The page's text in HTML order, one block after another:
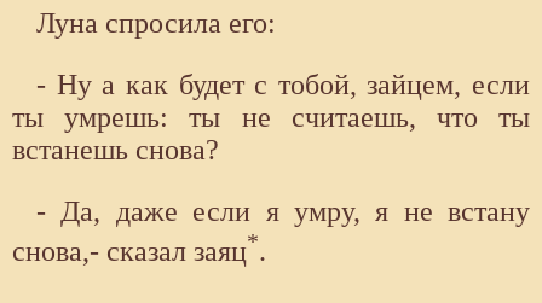
Луна спросила его:
- Ну а как будет с тобой, зайцем, если
ты умрешь: ты не считаешь, что ты
встанешь снова?
- Да, даже если я умру, я не встану
снова,- сказал заяц*.